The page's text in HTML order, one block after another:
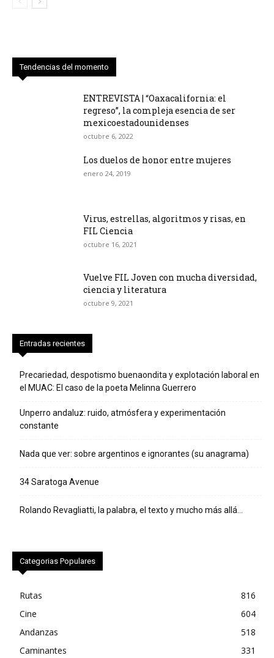
Tendencias del momento
ENTREVISTA | “Oaxacalifornia: el
regreso”, la compleja esencia de ser
mexicoestadounidenses
octubre 6, 2022
Los duelos de honor entre mujeres
enero 24, 2019
Virus, estrellas, algoritmos y risas, en
FIL Ciencia
octubre 16, 2021
Vuelve FIL Joven con mucha diversidad,
ciencia y literatura
octubre 9, 2021
Entradas recientes
Precariedad, despotismo buenaondita y explotación laboral en
el MUAC: El caso de la poeta Melinna Guerrero
Unperro andaluz: ruido, atmósfera y experimentación
constante
Nada que ver: sobre argentinos e ignorantes (su anagrama)
34 Saratoga Avenue
Rolando Revagliatti, la palabra, el texto y mucho más allá…
Categorias Populares
Rutas
816
Cine
604
Andanzas
518
Caminantes
331